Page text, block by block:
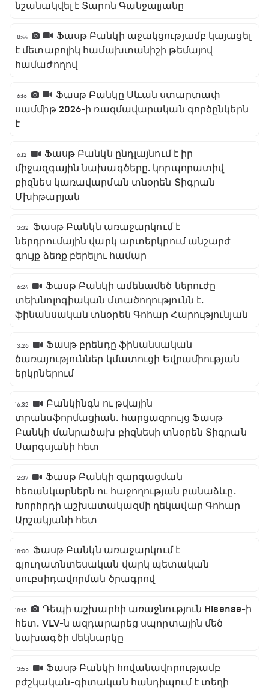
նշանակվել է Տարոն Գանջալյանը
18:44
Ֆասթ Բանկի աջակցությամբ կայացել
է մետաբոլիկ համախտանիշի թեմայով
համաժողով
16:16
Ֆասթ Բանկը Սևան ստարտափ
սամմիթ 2026-ի ռազմավարական գործընկերն
է
16:12
Ֆասթ Բանկն ընդլայնում է իր
միջազգային նախագծերը․ կորպորատիվ
բիզնես կառավարման տնօրեն Տիգրան
Մխիթարյան
13:32
Ֆասթ Բանկն առաջարկում է
ներդրումային վարկ արտերկրում անշարժ
գույք ձեռք բերելու համար
16:24
Ֆասթ Բանկի ամենամեծ ներուժը
տեխնոլոգիական մտածողությունն է․
ֆինանսական տնօրեն Գոհար Հարությունյան
13:26
Ֆասթ բրենդը ֆինանսական
ծառայություններ կմատուցի Եվրամիության
երկրներում
16:32
Բանկինգն ու թվային
տրանսֆորմացիան․ հարցազրույց Ֆասթ
Բանկի մանրածախ բիզնեսի տնօրեն Տիգրան
Սարգսյանի հետ
12:37
Ֆասթ Բանկի զարգացման
հեռանկարներն ու հաջողության բանաձևը․
Խորհրդի աշխատակազմի ղեկավար Գոհար
Արշակյանի հետ
18:00
Ֆասթ Բանկն առաջարկում է
գյուղատնտեսական վարկ պետական
սուբսիդավորման ծրագրով
18:15
Դեպի աշխարհի առաջնություն Hisense-ի
հետ․ VLV-ն ազդարարեց սպորտային մեծ
նախագծի մեկնարկը
13:55
Ֆասթ Բանկի հովանավորությամբ
բժշկական-գիտական հանդիպում է տեղի